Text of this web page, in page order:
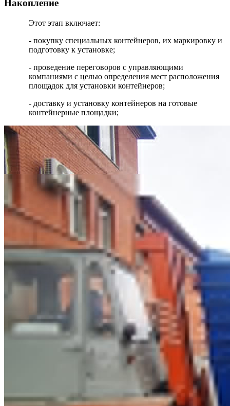
Накопление
Этот этап включает:
- покупку специальных контейнеров, их маркировку и
подготовку к установке;
- проведение переговоров с управляющими
компаниями с целью определения мест расположения
площадок для установки контейнеров;
- доставку и установку контейнеров на готовые
контейнерные площадки;